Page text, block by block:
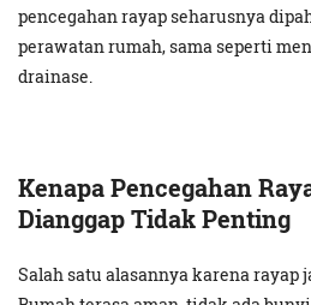
pencegahan rayap seharusnya
perawatan rumah, sama seperti
drainase.
Kenapa Pencegahan
Dianggap Tidak Penting
Salah satu alasannya karena rayap